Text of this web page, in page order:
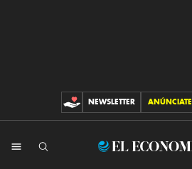
CONTRIBUCIONES
NEWSLETTER ANÚNCIATE
El